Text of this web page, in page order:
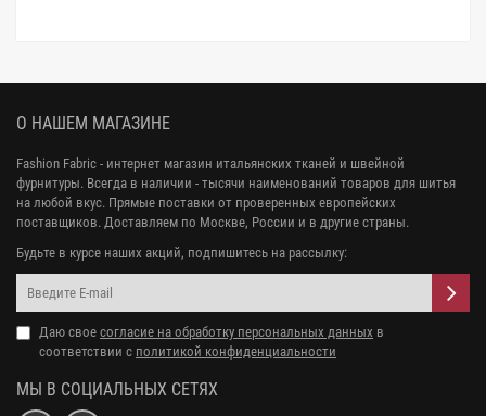
О НАШЕМ МАГАЗИНЕ
Fashion Fabric - интернет магазин итальянских тканей и швейной
фурнитуры. Всегда в наличии - тысячи наименований товаров для шитья
на любой вкус. Прямые поставки от проверенных европейских
поставщиков. Доставляем по Москве, России и в другие страны.
Будьте в курсе наших акций, подпишитесь на рассылку:
Даю свое согласие на обработку персональных данных в
соответствии с политикой конфиденциальности
МЫ В СОЦИАЛЬНЫХ СЕТЯХ